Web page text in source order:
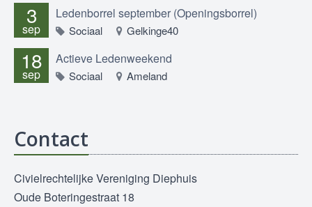
3
sep
Ledenborrel september (Openingsborrel)
Sociaal Gelkinge40
18
sep
Actieve Ledenweekend
Sociaal Ameland
Contact
Civielrechtelijke Vereniging Diephuis
Oude Boteringestraat 18